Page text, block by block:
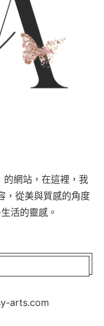
網站，在這裡，我
，從美與質感的角度
活的靈感。
arts.com